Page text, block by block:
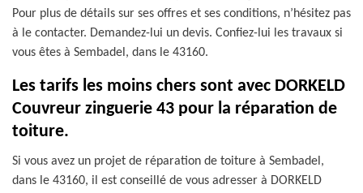
Pour plus de détails sur ses offres et ses conditions, n’hésitez pas
à le contacter. Demandez-lui un devis. Confiez-lui les travaux si
vous êtes à Sembadel, dans le 43160.
Les tarifs les moins chers sont avec DORKELD
Couvreur zinguerie 43 pour la réparation de
toiture.
Si vous avez un projet de réparation de toiture à Sembadel,
dans le 43160, il est conseillé de vous adresser à DORKELD